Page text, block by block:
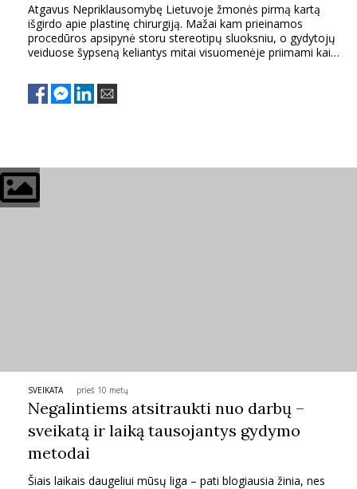
ORAI
KNYGOS
INTERJERAS
VAIKAI
NELAIMĖS
KONTAKTAI
Atgavus Nepriklausomybę Lietuvoje žmonės pirmą kartą
išgirdo apie plastinę chirurgiją. Mažai kam prieinamos
procedūros apsipynė storu stereotipų sluoksniu, o gydytojų
veiduose šypseną keliantys mitai visuomenėje priimami kaip
SVEIKATA prieš 10 metų
Negalintiems atsitraukti nuo darbų –
sveikatą ir laiką tausojantys gydymo
metodai
Šiais laikais daugeliui mūsų liga – pati blogiausia žinia, nes